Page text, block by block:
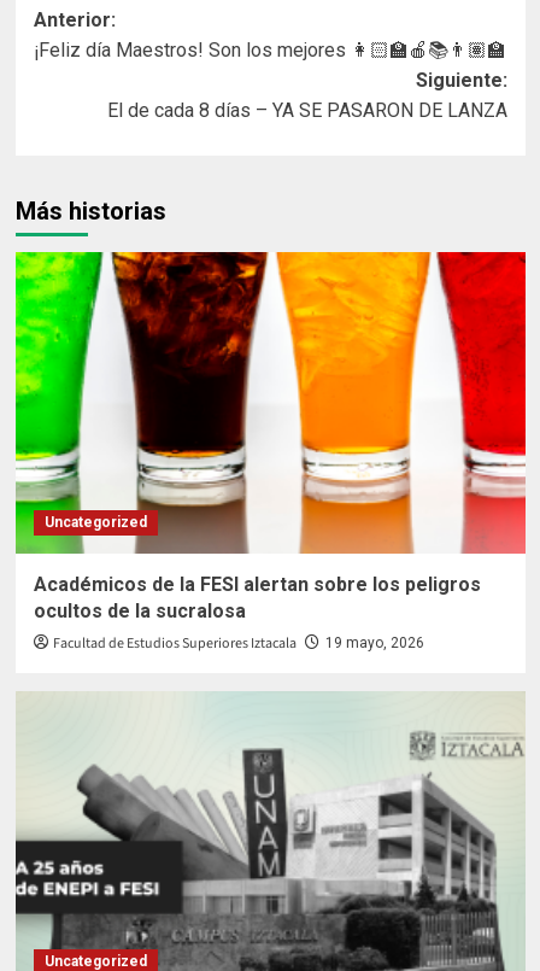
Navegación
de
entradas
Anterior:
¡Feliz día Maestros! Son los mejores 👩🏻‍🏫🍎📚👨🏽‍🏫
Siguiente:
El de cada 8 días – YA SE PASARON DE LANZA
Más historias
Uncategorized
Académicos de la FESI alertan sobre los peligros
ocultos de la sucralosa
Facultad de Estudios Superiores Iztacala 19 mayo, 2026
Uncategorized